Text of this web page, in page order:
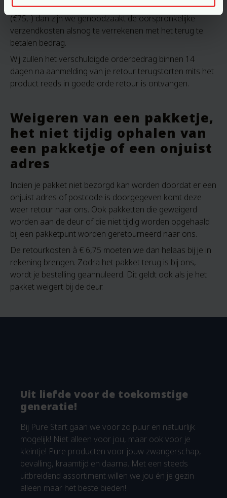
bestelbedrag onder de grens van gratis verzending komt
(€75,-) dan zijn we genoodzaakt de oorspronkelijke
verzendkosten alsnog te verrekenen met het terug te
betalen bedrag.
Wij zullen het verschuldigde orderbedrag binnen 14
dagen na aanmelding van je retour terugstorten mits het
product reeds in goede orde retour is ontvangen.
Weigeren van een pakketje,
het niet tijdig ophalen van
een pakketje of een onjuist
adres
Indien je pakket niet bezorgd kan worden doordat er een
onjuist adres of postcode is doorgegeven komt deze
weer retour naar ons. Ook pakketten die geweigerd
worden aan de deur of die niet tijdig worden opgehaald
bij een pakketpunt worden geretourneerd naar ons.
De retourkosten à € 6,75 moeten we dan helaas bij je in
rekening brengen. Zodra het pakket terug is bij ons,
wordt je bestelling geannuleerd. Dit geldt ook als je het
pakket weigert bij de deur.
Uit liefde voor de toekomstige
generatie!
Bij Pure Start gaan we voor zo puur en natuurlijk
mogelijk! Niet alleen voor jou, maar ook voor je
kleintje! Pure producten voor jouw zwangerschap,
bevalling, kraamtijd en daarna. Met een steeds
uitbreidend assortiment willen we jou én je gezin
alleen maar het beste bieden!